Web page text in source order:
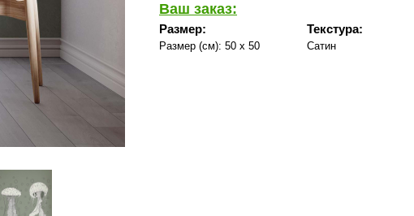
Ваш заказ:
Размер:
Размер (см): 50 x 50
Текстура:
Сатин